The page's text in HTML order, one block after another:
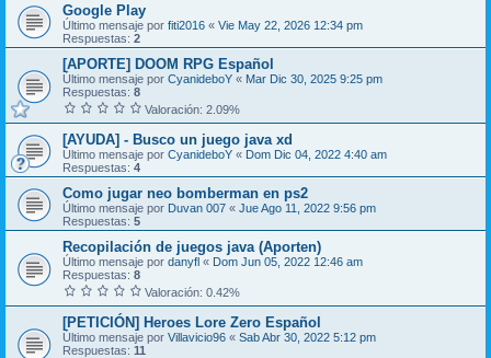
Google Play
Último mensaje por fiti2016 « Vie May 22, 2026 12:34 pm
Respuestas: 2
[APORTE] DOOM RPG Español
Último mensaje por CyanideboY « Mar Dic 30, 2025 9:25 pm
Respuestas: 8
Valoración: 2.09%
[AYUDA] - Busco un juego java xd
Último mensaje por CyanideboY « Dom Dic 04, 2022 4:40 am
Respuestas: 4
Como jugar neo bomberman en ps2
Último mensaje por Duvan 007 « Jue Ago 11, 2022 9:56 pm
Respuestas: 5
Recopilación de juegos java (Aporten)
Último mensaje por danyfl « Dom Jun 05, 2022 12:46 am
Respuestas: 8
Valoración: 0.42%
[PETICIÓN] Heroes Lore Zero Español
Último mensaje por Villavicio96 « Sab Abr 30, 2022 5:12 pm
Respuestas: 11